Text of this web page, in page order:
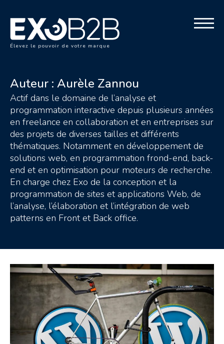
Élevez le pouvoir de votre marque
Auteur : Aurèle Zannou
Actif dans le domaine de l’analyse et
programmation interactive depuis plusieurs années
en freelance en collaboration et en entreprises sur
des projets de diverses tailles et différents
thématiques. Notamment en développement de
solutions web, en programmation frond-end, back-
end et en optimisation pour moteurs de recherche.
En charge chez Exo de la conception et la
programmation de sites et applications Web, de
l’analyse, l’élaboration et l’intégration de web
patterns en Front et Back office.